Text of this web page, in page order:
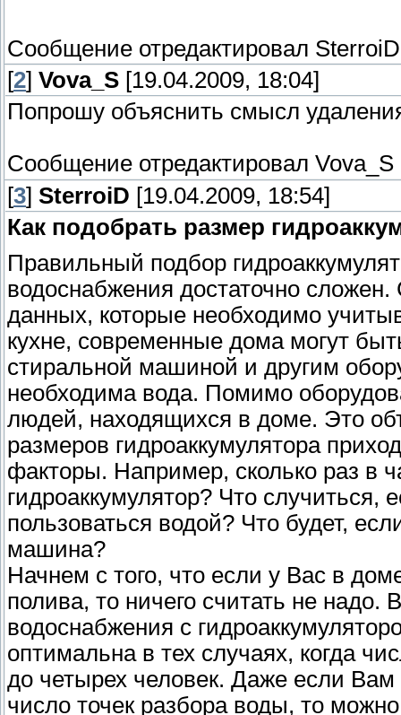
Сообщение отредактировал SterroiD
[2] Vova_S [19.04.2009, 18:04]
Попрошу объяснить смысл
Сообщение отредактировал Vova_S
[3] SterroiD [19.04.2009, 18:54]
Как подобрать размер
Правильный подбор
водоснабжения достаточно
данных, которые необходимо
кухне, современные дома могут
стиральной машиной и другим
необходима вода. Помимо
людей, находящихся в доме. Это
размеров гидроаккумулятора
факторы. Например, сколько раз в
гидроаккумулятор? Что случиться,
пользоваться водой? Что будет,
машина?
Начнем с того, что если у Вас в
полива, то ничего считать не надо.
водоснабжения с
оптимальна в тех случаях, когда
до четырех человек. Даже если Вам
число точек разбора воды, то